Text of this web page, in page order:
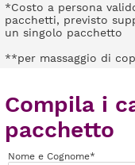
*Costo a persona
pacchetti, previsto
un singolo pacchetto
**per massaggio di
Compila i
pacchetto
Nome e Cognome*